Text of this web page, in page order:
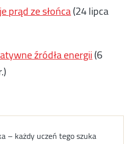
prąd ze słońca(24 lipca
źródła energii(6
– każdy uczeń tego szuka